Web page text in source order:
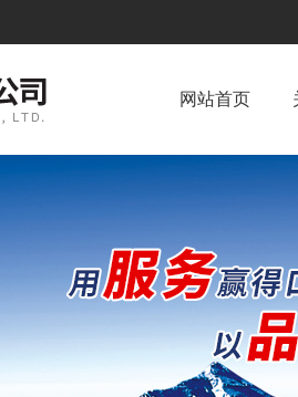
网站首页